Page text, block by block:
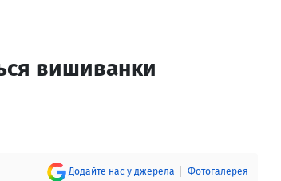
вишиванки
Додайте нас у джерела Фотогалерея